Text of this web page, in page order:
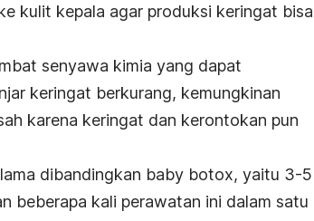
kulit kepala agar produksi keringat bisa
senyawa kimia yang dapat
keringat berkurang, kemungkinan
karena keringat dan kerontokan pun
dibandingkan baby botox, yaitu 3-5
beberapa kali perawatan ini dalam satu